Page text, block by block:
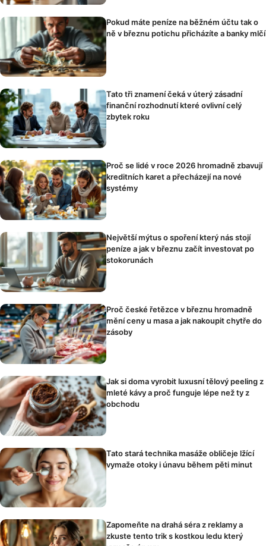
Pokud máte peníze na běžném účtu tak o
ně v březnu potichu přicházíte a banky mlčí
Tato tři znamení čeká v úterý zásadní
finanční rozhodnutí které ovlivní celý
zbytek roku
Proč se lidé v roce 2026 hromadně zbavují
kreditních karet a přecházejí na nové
systémy
Největší mýtus o spoření který nás stojí
peníze a jak v březnu začít investovat po
stokorunách
Proč české řetězce v březnu hromadně
mění ceny u masa a jak nakoupit chytře do
zásoby
Jak si doma vyrobit luxusní tělový peeling z
mleté kávy a proč funguje lépe než ty z
obchodu
Tato stará technika masáže obličeje lžící
vymaže otoky i únavu během pěti minut
Zapomeňte na drahá séra z reklamy a
zkuste tento trik s kostkou ledu který